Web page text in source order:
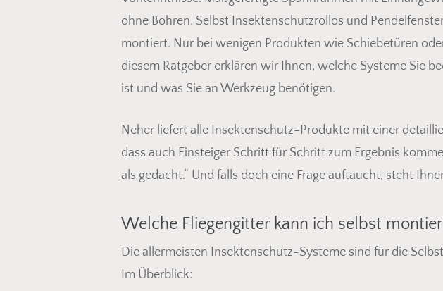
ohne Bohren. Selbst Insektenschutzrollos und
montiert. Nur bei wenigen Produkten wie Schiebetüren
diesem Ratgeber erklären wir Ihnen, welche Systeme Sie
ist und was Sie an Werkzeug benötigen.
Neher liefert alle Insektenschutz-Produkte mit einer
dass auch Einsteiger Schritt für Schritt zum Ergebnis
als gedacht.“ Und falls doch eine Frage auftaucht, steht
Welche Fliegengitter kann ich selbst
Die allermeisten Insektenschutz-Systeme sind für die
Im Überblick: